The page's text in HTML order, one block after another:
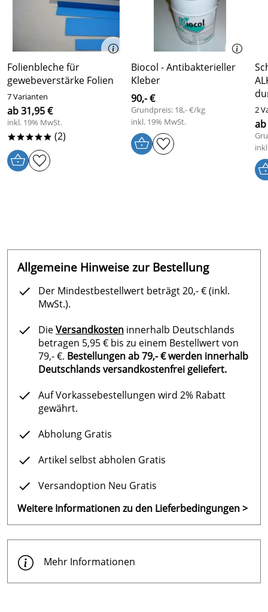
Folienbleche für
gewebeverstärke Folien
7 Varianten
ab 31,95 €
inkl. 19% MwSt.
***** (2)
Biocol - Antibakterieller
Kleber
90,- €
Grundpreis: 18,- €/kg
inkl. 19% MwSt.
2
ab
Allgemeine Hinweise zur Bestellung
Der Mindestbestellwert beträgt 20,- € (inkl.
MwSt.).
DieVersandkosten innerhalb Deutschlands
betragen 5,95 € bis zu einem Bestellwert von
79,- €. Bestellungen ab 79,- € werden innerhalb
Deutschlands versandkostenfrei geliefert.
Auf Vorkassebestellungen wird 2% Rabatt
gewährt.
Abholung Gratis
Artikel selbst abholen Gratis
Versandoption Neu Gratis
Weitere Informationen zu den Lieferbedingungen >
Mehr Informationen